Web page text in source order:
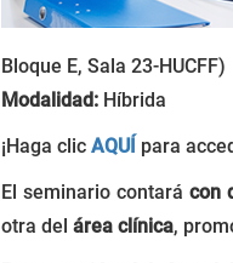
Bloque E, Sala 23-HUCFF)
Modalidad:Híbrida
¡Haga clic AQUÍ para
El seminario contará con
otra del área clínica,